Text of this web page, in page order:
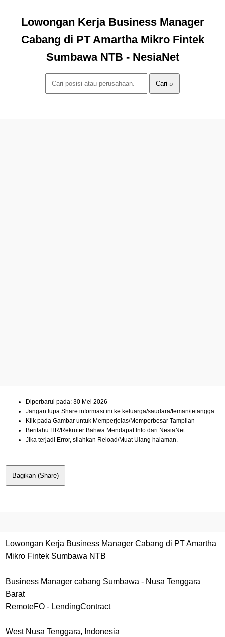
Lowongan Kerja Business Manager
Cabang di PT Amartha Mikro Fintek
Sumbawa NTB - NesiaNet
Cari ⌕
Diperbarui pada: 30 Mei 2026
Jangan lupa Share informasi ini ke keluarga/saudara/teman/tetangga
Klik pada Gambar untuk Memperjelas/Memperbesar Tampilan
Beritahu HR/Rekruter Bahwa Mendapat Info dari NesiaNet
Jika terjadi Error, silahkan Reload/Muat Ulang halaman.
Bagikan (Share)
Lowongan Kerja Business Manager Cabang di PT Amartha
Mikro Fintek Sumbawa NTB
Business Manager cabang Sumbawa - Nusa Tenggara
Barat
RemoteFO - LendingContract
West Nusa Tenggara, Indonesia